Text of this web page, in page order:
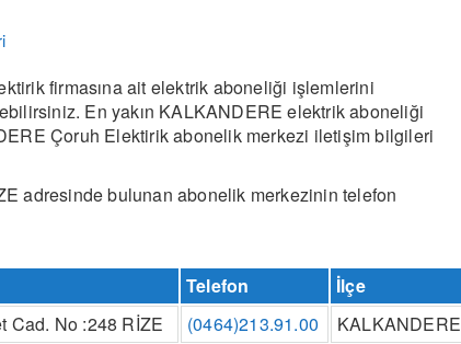
firmasına ait elektrik aboneliği işlemlerini
En yakın KALKANDERE elektrik aboneliği
Çoruh Elektirik abonelik merkezi iletişim bilgileri
adresinde bulunan abonelik merkezinin telefon
Telefon
İlçe
Cad. No :248 RİZE (0464)213.91.00 KALKANDERE